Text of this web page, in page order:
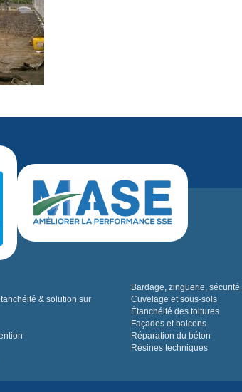
& solution sur
Bardage, zinguerie,
Cuvelage et sous-sols
Étanchéité des toitures
Façades et balcons
Réparation du béton
Résines techniques